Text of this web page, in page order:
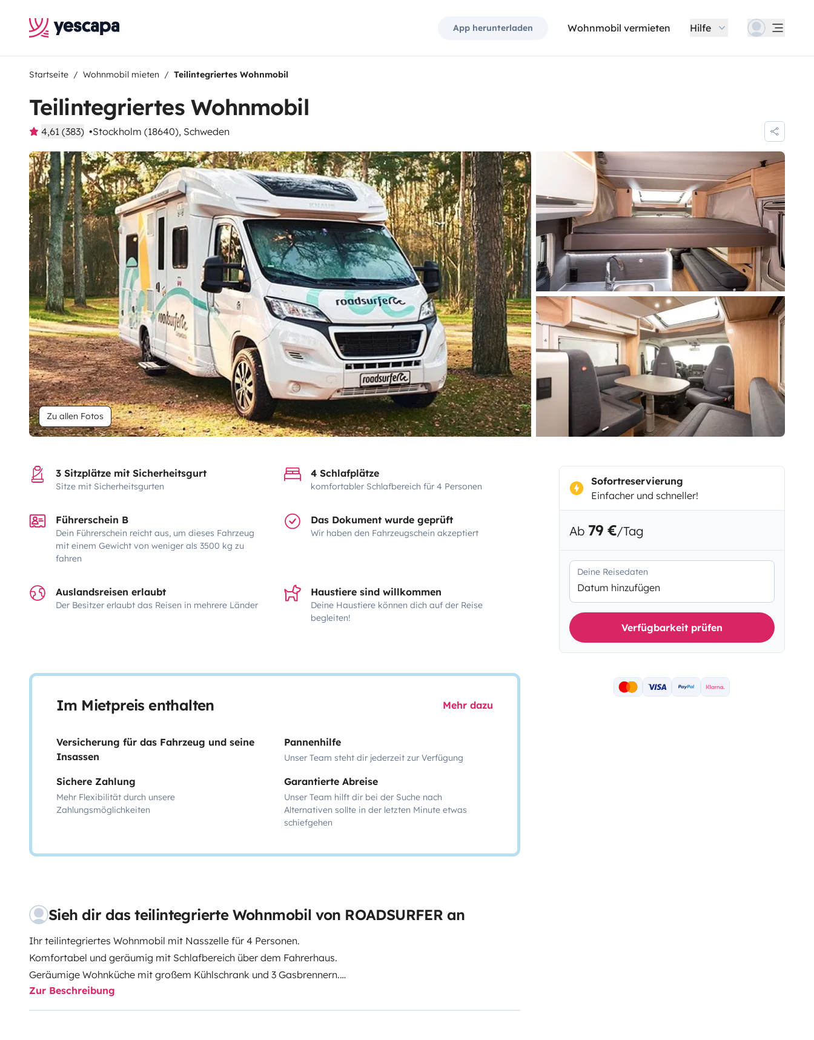
App herunterladen Wohnmobil vermieten Hilfe
Startseite Wohnmobil mieten Teilintegriertes Wohnmobil
Teilintegriertes Wohnmobil
4,61 (383) Stockholm (18640), Schweden
Zu allen Fotos
3 Sitzplätze mit Sicherheitsgurt
Sitze mit Sicherheitsgurten
4 Schlafplätze
komfortabler Schlafbereich für 4 Personen
Führerschein B
Dein Führerschein reicht aus, um dieses Fahrzeug
mit einem Gewicht von weniger als 3500 kg zu
fahren
Das Dokument wurde geprüft
Wir haben den Fahrzeugschein akzeptiert
Auslandsreisen erlaubt
Der Besitzer erlaubt das Reisen in mehrere Länder
Haustiere sind willkommen
Deine Haustiere können dich auf der Reise
begleiten!
Im Mietpreis enthalten Mehr dazu
Versicherung für das Fahrzeug und seine
Insassen
Pannenhilfe
Unser Team steht dir jederzeit zur Verfügung
Sichere Zahlung
Mehr Flexibilität durch unsere
Zahlungsmöglichkeiten
Garantierte Abreise
Unser Team hilft dir bei der Suche nach
Alternativen sollte in der letzten Minute etwas
schiefgehen
Sieh dir das teilintegrierte Wohnmobil von ROADSURFER an
Ihr teilintegriertes Wohnmobil mit Nasszelle für 4 Personen.
Komfortabel und geräumig mit Schlafbereich über dem Fahrerhaus.
Geräumige Wohnküche mit großem Kühlschrank und 3 Gasbrennern.
Extra große Nasszelle mit Warmwasserdusche und Toilette.
Luftheizung. 3 Sitzplätze und 4 Schlafplätze.
Zur Beschreibung
Sofortreservierung
Einfacher und schneller!
Ab 79 €/Tag
Deine Reisedaten
Datum hinzufügen
Verfügbarkeit prüfen